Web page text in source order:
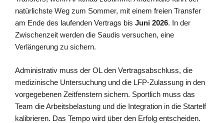
natürlichste Weg zum Sommer, mit einem freien Transfer
am Ende des laufenden Vertrags bis Juni 2026. In der
Zwischenzeit werden die Saudis versuchen, eine
Verlängerung zu sichern.
Administrativ muss der OL den Vertragsabschluss, die
medizinische Untersuchung und die LFP-Zulassung in den
vorgegebenen Zeitfenstern sichern. Sportlich muss das
Team die Arbeitsbelastung und die Integration in die Startelf
kalibrieren. Das Tempo wird über den Erfolg entscheiden.